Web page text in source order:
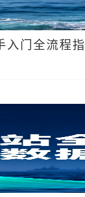
入门全流程